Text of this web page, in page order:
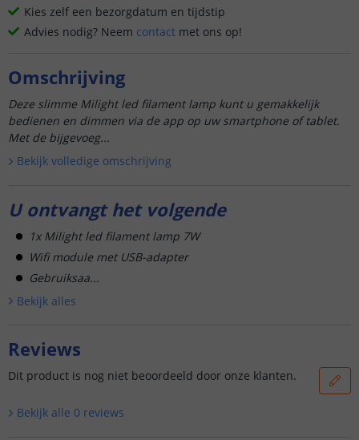
Kies zelf een bezorgdatum en tijdstip
Advies nodig? Neem contact met ons op!
Omschrijving
Deze slimme Milight led filament lamp kunt u gemakkelijk
bedienen en dimmen via de app op uw smartphone of tablet.
Met de bijgevoeg...
Bekijk volledige omschrijving
U ontvangt het volgende
1x Milight led filament lamp 7W
Wifi module met USB-adapter
Gebruiksaa...
Bekijk alles
Reviews
Dit product is nog niet beoordeeld door onze klanten.
Bekijk alle 0 reviews